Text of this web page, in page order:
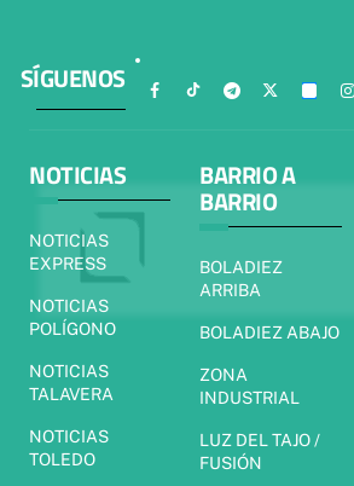
SÍGUENOS
NOTICIAS
NOTICIAS
EXPRESS
NOTICIAS
POLÍGONO
NOTICIAS
TALAVERA
NOTICIAS
TOLEDO
BARRIO A
BARRIO
BOLADIEZ
ARRIBA
BOLADIEZ ABAJO
ZONA
INDUSTRIAL
LUZ DEL TAJO /
FUSIÓN